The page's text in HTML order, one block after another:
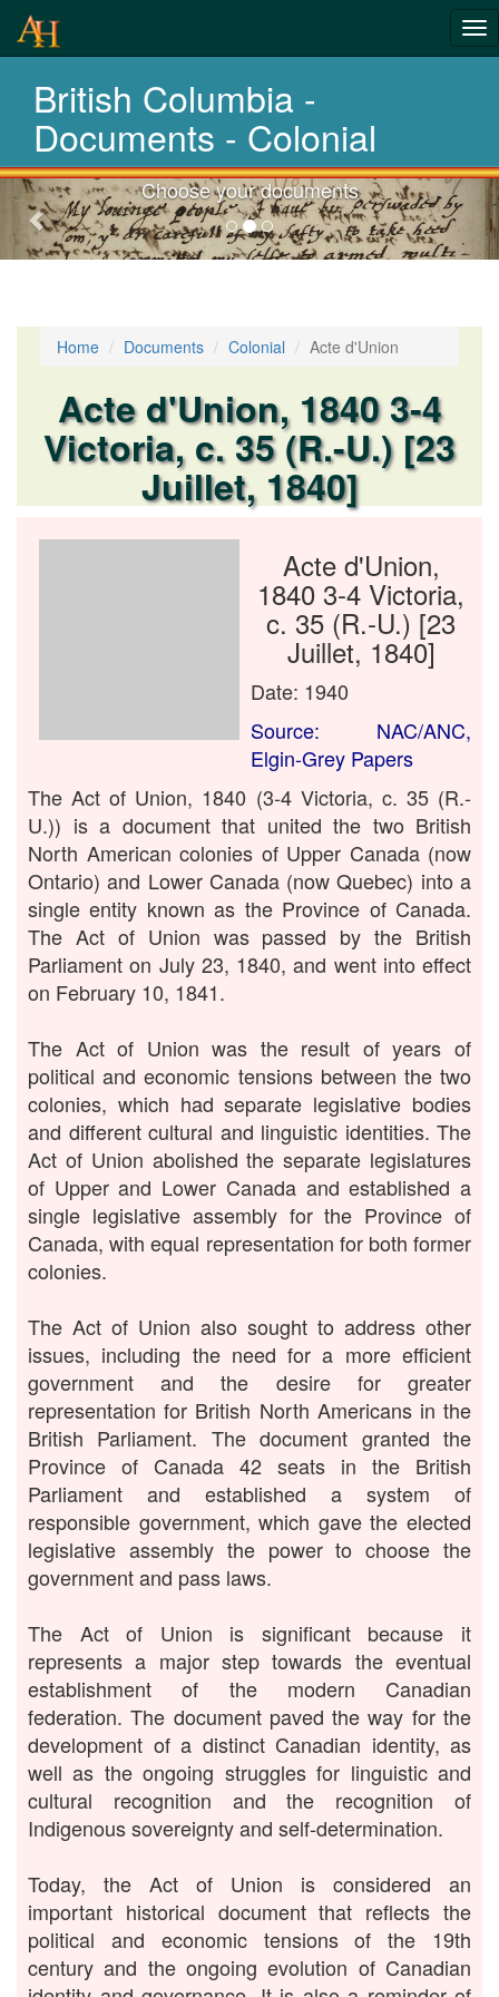
British Columbia -
Documents - Colonial
Choose your documents
Previous-
next
Home Documents Colonial Acte d'Union
Acte d'Union, 1840 3-4
Victoria, c. 35 (R.-U.) [23
Juillet, 1840]
Acte d'Union,
1840 3-4 Victoria,
c. 35 (R.-U.) [23
Juillet, 1840]
Date: 1940
Source: NAC/ANC,
Elgin-Grey Papers
The Act of Union, 1840 (3-4 Victoria, c. 35 (R.-
U.)) is a document that united the two British
North American colonies of Upper Canada (now
Ontario) and Lower Canada (now Quebec) into a
single entity known as the Province of Canada.
The Act of Union was passed by the British
Parliament on July 23, 1840, and went into effect
on February 10, 1841.
The Act of Union was the result of years of
political and economic tensions between the two
colonies, which had separate legislative bodies
and different cultural and linguistic identities. The
Act of Union abolished the separate legislatures
of Upper and Lower Canada and established a
single legislative assembly for the Province of
Canada, with equal representation for both former
colonies.
The Act of Union also sought to address other
issues, including the need for a more efficient
government and the desire for greater
representation for British North Americans in the
British Parliament. The document granted the
Province of Canada 42 seats in the British
Parliament and established a system of
responsible government, which gave the elected
legislative assembly the power to choose the
government and pass laws.
The Act of Union is significant because it
represents a major step towards the eventual
establishment of the modern Canadian
federation. The document paved the way for the
development of a distinct Canadian identity, as
well as the ongoing struggles for linguistic and
cultural recognition and the recognition of
Indigenous sovereignty and self-determination.
Today, the Act of Union is considered an
important historical document that reflects the
political and economic tensions of the 19th
century and the ongoing evolution of Canadian